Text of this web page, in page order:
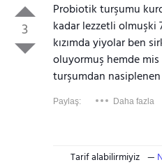
3
Probiotik turşumu
kadar lezzetli olmuşki
kızımda yiyolar ben
oluyormuş hemde
turşumdan
Paylaş: Daha fazla
Tarif alabilirmiyiz